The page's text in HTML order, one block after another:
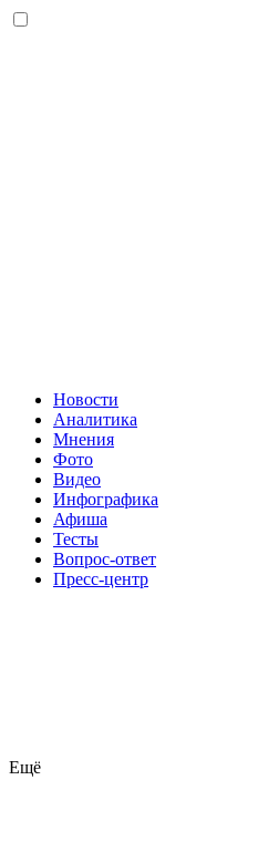
Новости
Аналитика
Мнения
Фото
Видео
Инфографика
Афиша
Тесты
Вопрос-ответ
Пресс-центр
Ещё